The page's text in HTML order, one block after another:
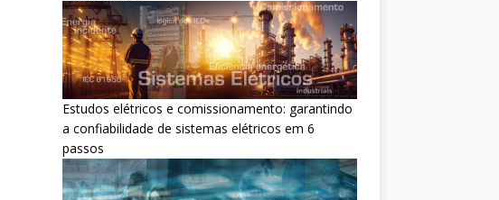
Estudos elétricos e comissionamento: garantindo
a confiabilidade de sistemas elétricos em 6
passos